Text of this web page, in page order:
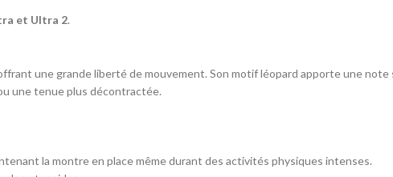
et Ultra 2.
une grande liberté de mouvement. Son motif léopard apporte une
une tenue plus décontractée.
la montre en place même durant des activités physiques intenses.